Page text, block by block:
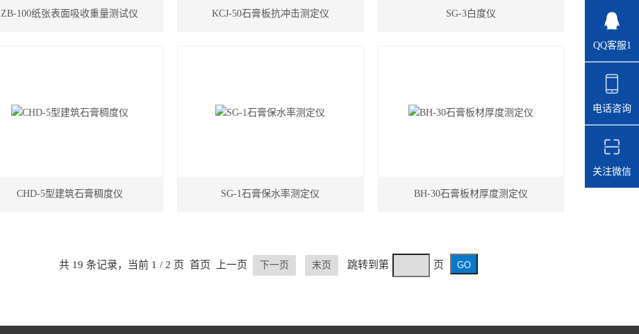
ZB-100纸张表面吸收重量测试仪 KCJ-50石膏板抗冲击测定仪 SG-3白度仪
CHD-5型建筑石膏稠度仪 SG-1石膏保水率测定仪 BH-30石膏板材厚度测定仪
共 19 条记录，当前 1 / 2 页 首页 上一页 下一页 末页 跳转到第 页
QQ客服1
电话咨询
关注微信